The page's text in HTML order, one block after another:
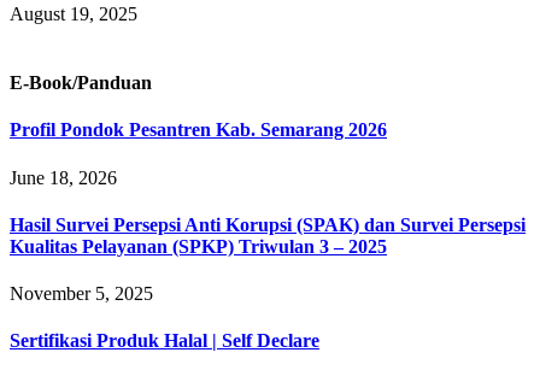
August 19, 2025
E-Book/Panduan
Profil Pondok Pesantren Kab. Semarang 2026
June 18, 2026
Hasil Survei Persepsi Anti Korupsi (SPAK) dan Survei Persepsi
Kualitas Pelayanan (SPKP) Triwulan 3 – 2025
November 5, 2025
Sertifikasi Produk Halal | Self Declare